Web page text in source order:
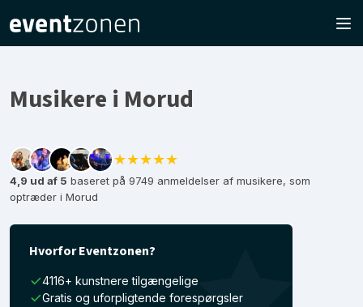
Musikere i Morud
★★★★★
4,9 ud af 5 baseret på 9749 anmeldelser af musikere, som
optræder i Morud
Hvorfor Eventzonen?
4116+ kunstnere tilgængelige
Gratis og uforpligtende forespørgsler